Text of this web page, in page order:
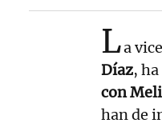
La
Díaz,
con
han de